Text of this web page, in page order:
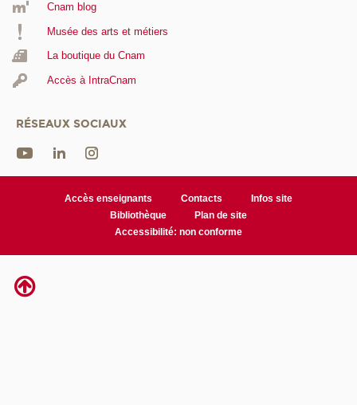
Cnam blog
Musée des arts et métiers
La boutique du Cnam
Accès à IntraCnam
RÉSEAUX SOCIAUX
Accès enseignants Contacts
Infos site
Bibliothèque
Plan de site
Accessibilité: non conforme